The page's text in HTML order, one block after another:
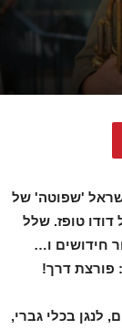
ישראל 'שפוטה' של
דודו טופז. שלל
חידושים ו…
פורצת דרך!
לנגן בכלי גברי,